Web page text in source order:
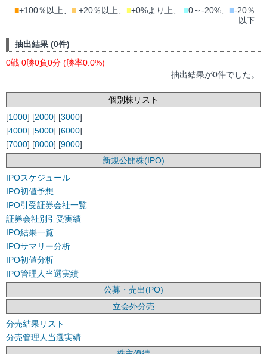
■+100％以上、 ■ +20％以上、 ■+0%より上、 ■0～-20%、 ■-20％
以下
抽出結果 (0件)
0戦 0勝0負0分 (勝率0.0%)
抽出結果が0件でした。
個別株リスト
[1000] [2000] [3000]
[4000] [5000] [6000]
[7000] [8000] [9000]
新規公開株(IPO)
IPOスケジュール
IPO初値予想
IPO引受証券会社一覧
証券会社別引受実績
IPO結果一覧
IPOサマリー分析
IPO初値分析
IPO管理人当選実績
公募・売出(PO)
立会外分売
分売結果リスト
分売管理人当選実績